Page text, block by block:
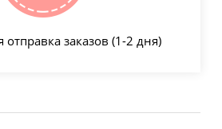
заказов (1-2 дня)